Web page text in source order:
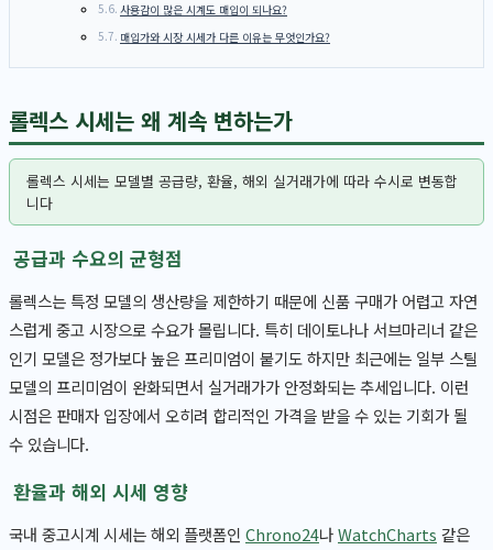
사용감이 많은 시계도 매입이 되나요?
매입가와 시장 시세가 다른 이유는 무엇인가요?
롤렉스 시세는 왜 계속 변하는가
롤렉스 시세는 모델별 공급량, 환율, 해외 실거래가에 따라 수시로 변동합
니다
공급과 수요의 균형점
롤렉스는 특정 모델의 생산량을 제한하기 때문에 신품 구매가 어렵고 자연
스럽게 중고 시장으로 수요가 몰립니다. 특히 데이토나나 서브마리너 같은
인기 모델은 정가보다 높은 프리미엄이 붙기도 하지만 최근에는 일부 스틸
모델의 프리미엄이 완화되면서 실거래가가 안정화되는 추세입니다. 이런
시점은 판매자 입장에서 오히려 합리적인 가격을 받을 수 있는 기회가 될
수 있습니다.
환율과 해외 시세 영향
국내 중고시계 시세는 해외 플랫폼인 Chrono24나WatchCharts 같은